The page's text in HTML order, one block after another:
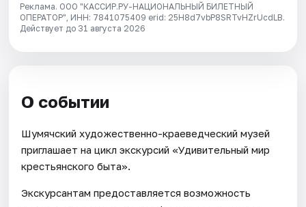
Реклама. ООО "КАССИР.РУ-НАЦИОНАЛЬНЫЙ БИЛЕТНЫЙ
ОПЕРАТОР", ИНН: 7841075409 erid: 25H8d7vbP8SRTvHZrUcdLB.
Действует до 31 августа 2026
О событии
Шумячский художественно-краеведческий музей
приглашает на цикл экскурсий «Удивительный мир
крестьянского быта».
Экскурсантам предоставляется возможность